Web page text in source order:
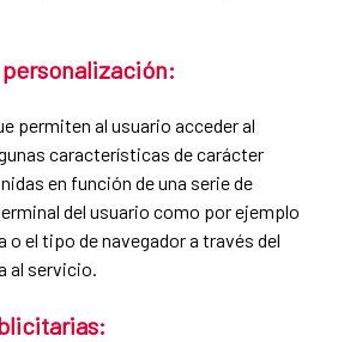
permiten al usuario acceder al
características de carácter
en función de una serie de
del usuario como por ejemplo
o el tipo de navegador a través del
al servicio.